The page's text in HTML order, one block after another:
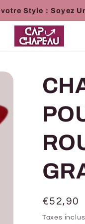
votre Style : Soyez
Prix
€52,90
Taxes